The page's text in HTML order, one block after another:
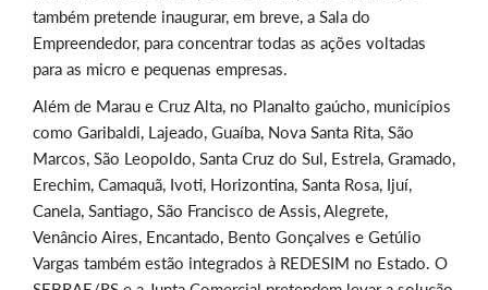
também pretende inaugurar, em breve, a Sala do
Empreendedor, para concentrar todas as ações voltadas
para as micro e pequenas empresas.
Além de Marau e Cruz Alta, no Planalto gaúcho, municípios
como Garibaldi, Lajeado, Guaíba, Nova Santa Rita, São
Marcos, São Leopoldo, Santa Cruz do Sul, Estrela, Gramado,
Erechim, Camaquã, Ivoti, Horizontina, Santa Rosa, Ijuí,
Canela, Santiago, São Francisco de Assis, Alegrete,
Venâncio Aires, Encantado, Bento Gonçalves e Getúlio
Vargas também estão integrados à REDESIM no Estado. O